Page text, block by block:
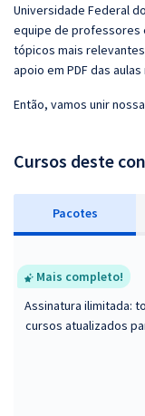
Universidade Federal
equipe de professores
tópicos mais
apoio em PDF das
Então, vamos unir
Cursos deste
Pacotes
Mais completo!
Assinatura ilimitada:
cursos atualizados